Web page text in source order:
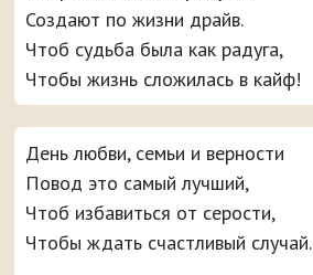
Создают по жизни драйв.
Чтоб судьба была как радуга,
Чтобы жизнь сложилась в кайф!
День любви, семьи и верности
Повод это самый лучший,
Чтоб избавиться от серости,
Чтобы ждать счастливый случай.